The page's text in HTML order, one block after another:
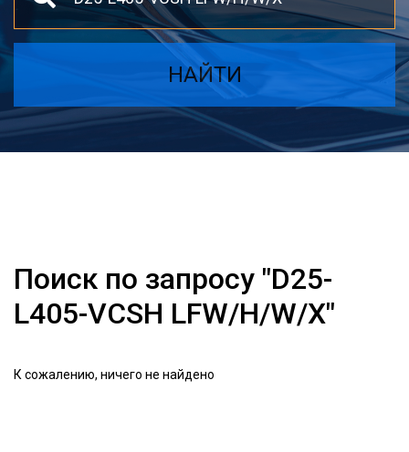
НАЙТИ
Поиск по запросу "D25-
L405-VCSH LFW/H/W/X"
К сожалению, ничего не найдено